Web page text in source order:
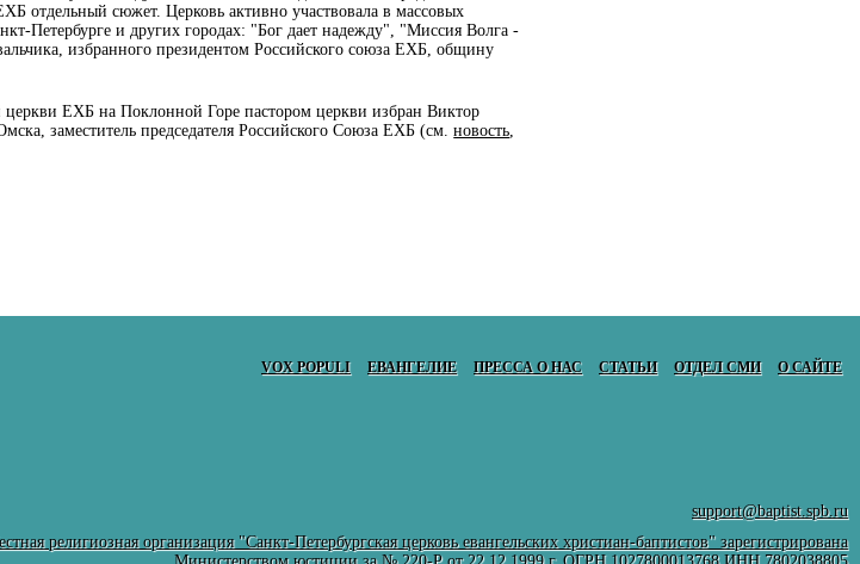
отдельный сюжет. Церковь активно участвовала в массовых
Петербурге и других городах: "Бог дает надежду", "Миссия Волга -
, избранного президентом Российского союза ЕХБ, общину
церкви ЕХБ на Поклонной Горе пастором церкви избран Виктор
заместитель председателя Российского Союза ЕХБ (см.новость,
VOX POPULI ЕВАНГЕЛИЕ ПРЕССА О НАС СТАТЬИ ОТДЕЛ СМИ О САЙТЕ
support@baptist.spb.ru
религиозная организация "Санкт-Петербургская церковь евангельских христиан-баптистов" зарегистрирована